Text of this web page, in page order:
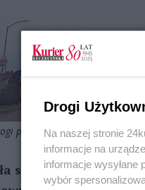
pochłonie ponad 2,7 mln zł.
się modernizacja
Drogi
Na naszej stronie
informacje na
informacje wysyłane
wybór